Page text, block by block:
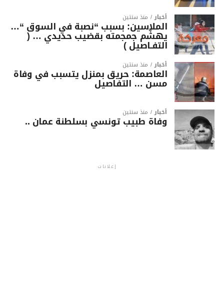
أخبار منذ سنتين
الملاسين: بسبب “نصبة في السوق “…
يهشّم جمجمته بقضيب حديدي … (
التفـاصيل )
أخبار منذ سنتين
العاصمة: حريق بمنزل يتسبب في وفاة
مسن … التفاصيل
أخبار منذ سنتين
وفاة طبيب تونسي بسلطنة عمان ..
إعلانات